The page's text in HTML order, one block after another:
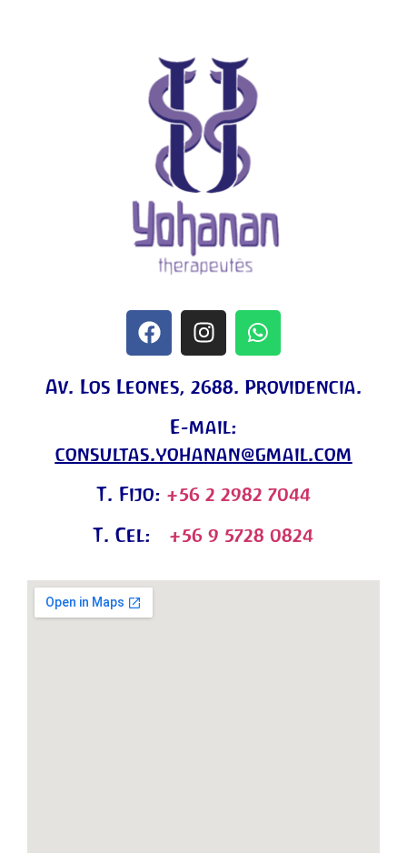
Av. Los Leones, 2688. Providencia.
E-mail:
consultas.yohanan@gmail.com
T. Fijo: +56 2 2982 7044
T. Cel: +56 9 5728 0824